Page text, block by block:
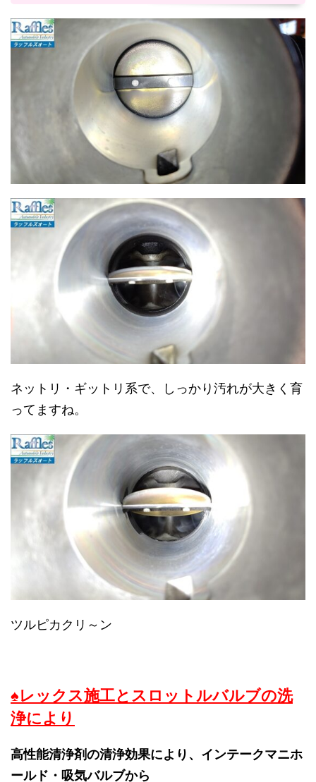
ネットリ・ギットリ系で、しっかり汚れが大きく育
ってますね。
ツルピカクリ～ン
♠レックス施工とスロットルバルブの洗
浄により
高性能清浄剤の清浄効果により、インテークマニホ
ールド・吸気バルブから